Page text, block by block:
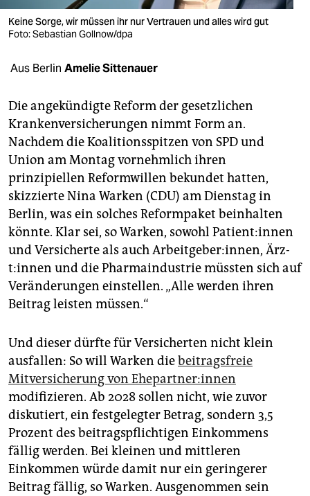
shop
fragen & hilfe
unterstützen
abo
genossenschaft
epaper login
Keine Sorge, wir müssen ihr nur Vertrauen und alles wird gut
Foto: Sebastian Gollnow/dpa
Aus Berlin Amelie Sittenauer
Die angekündigte Reform der gesetzlichen
Krankenversicherungen nimmt Form an.
Nachdem die Koalitionsspitzen von SPD und
Union am Montag vornehmlich ihren
prinzipiellen Reformwillen bekundet hatten,
skizzierte Nina Warken (CDU) am Dienstag in
Berlin, was ein solches Reformpaket beinhalten
könnte. Klar sei, so Warken, sowohl Pa­ti­en­t:in­nen
und Versicherte als auch Arbeitgeber:innen, Ärz­
t:in­nen und die Pharmaindustrie müssten sich auf
Veränderungen einstellen. „Alle werden ihren
Beitrag leisten müssen.“
Und dieser dürfte für Versicherten nicht klein
ausfallen: So will Warken diebeitragsfreie
Mitversicherung von Ehe­part­ne­r:in­nen
modifizieren. Ab 2028 sollen nicht, wie zuvor
diskutiert, ein festgelegter Betrag, sondern 3,5
Prozent des beitragspflichtigen Einkommens
fällig werden. Bei kleinen und mittleren
Einkommen würde damit nur ein geringerer
Beitrag fällig, so Warken. Ausgenommen sein